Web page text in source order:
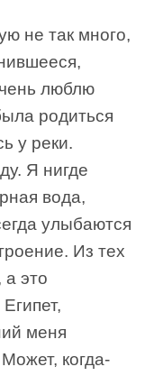
не так много,
люблю
родиться
у реки.
Я нигде
вода,
улыбаются
Из тех
это
меня
когда-